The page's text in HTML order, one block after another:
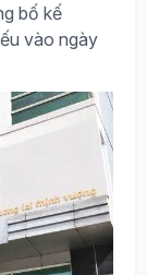
bố kế
vào ngày